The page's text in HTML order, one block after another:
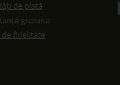
de plată
gratuită
fidelitate